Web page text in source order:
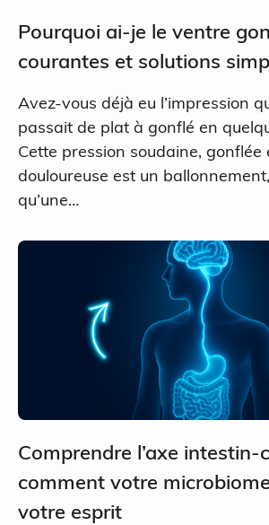
Pourquoi ai-je le ventre
courantes et solutions
Avez-vous déjà eu l’impression
passait de plat à gonflé en
Cette pression soudaine, gonflée
douloureuse est un
qu’une…
Comprendre l’axe intestin-
comment votre
votre esprit